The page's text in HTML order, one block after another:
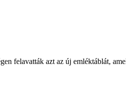
felavatták azt az új emléktáblát,